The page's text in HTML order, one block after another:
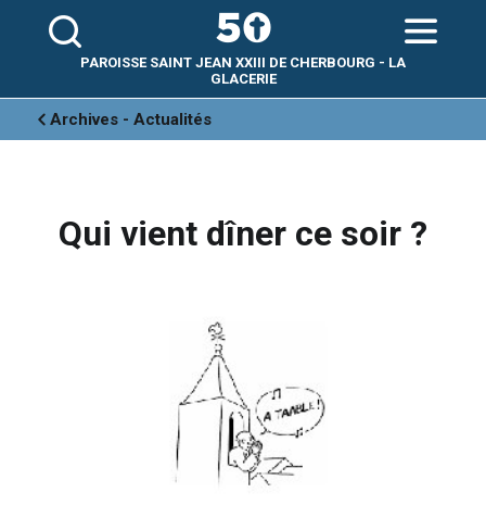
personnels
PAROISSE SAINT JEAN XXIII DE CHERBOURG - LA
GLACERIE
Archives - Actualités
Qui vient dîner ce soir ?